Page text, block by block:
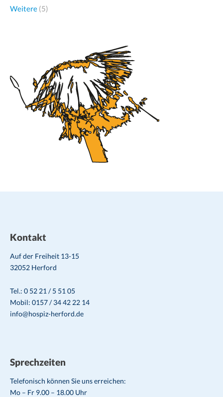
Weitere (5)
Kontakt
Auf der Freiheit 13-15
32052 Herford
Tel.: 0 52 21 / 5 51 05
Mobil: 0157 / 34 42 22 14
info@hospiz-herford.de
Sprechzeiten
Telefonisch können Sie uns erreichen:
Mo – Fr 9.00 – 18.00 Uhr